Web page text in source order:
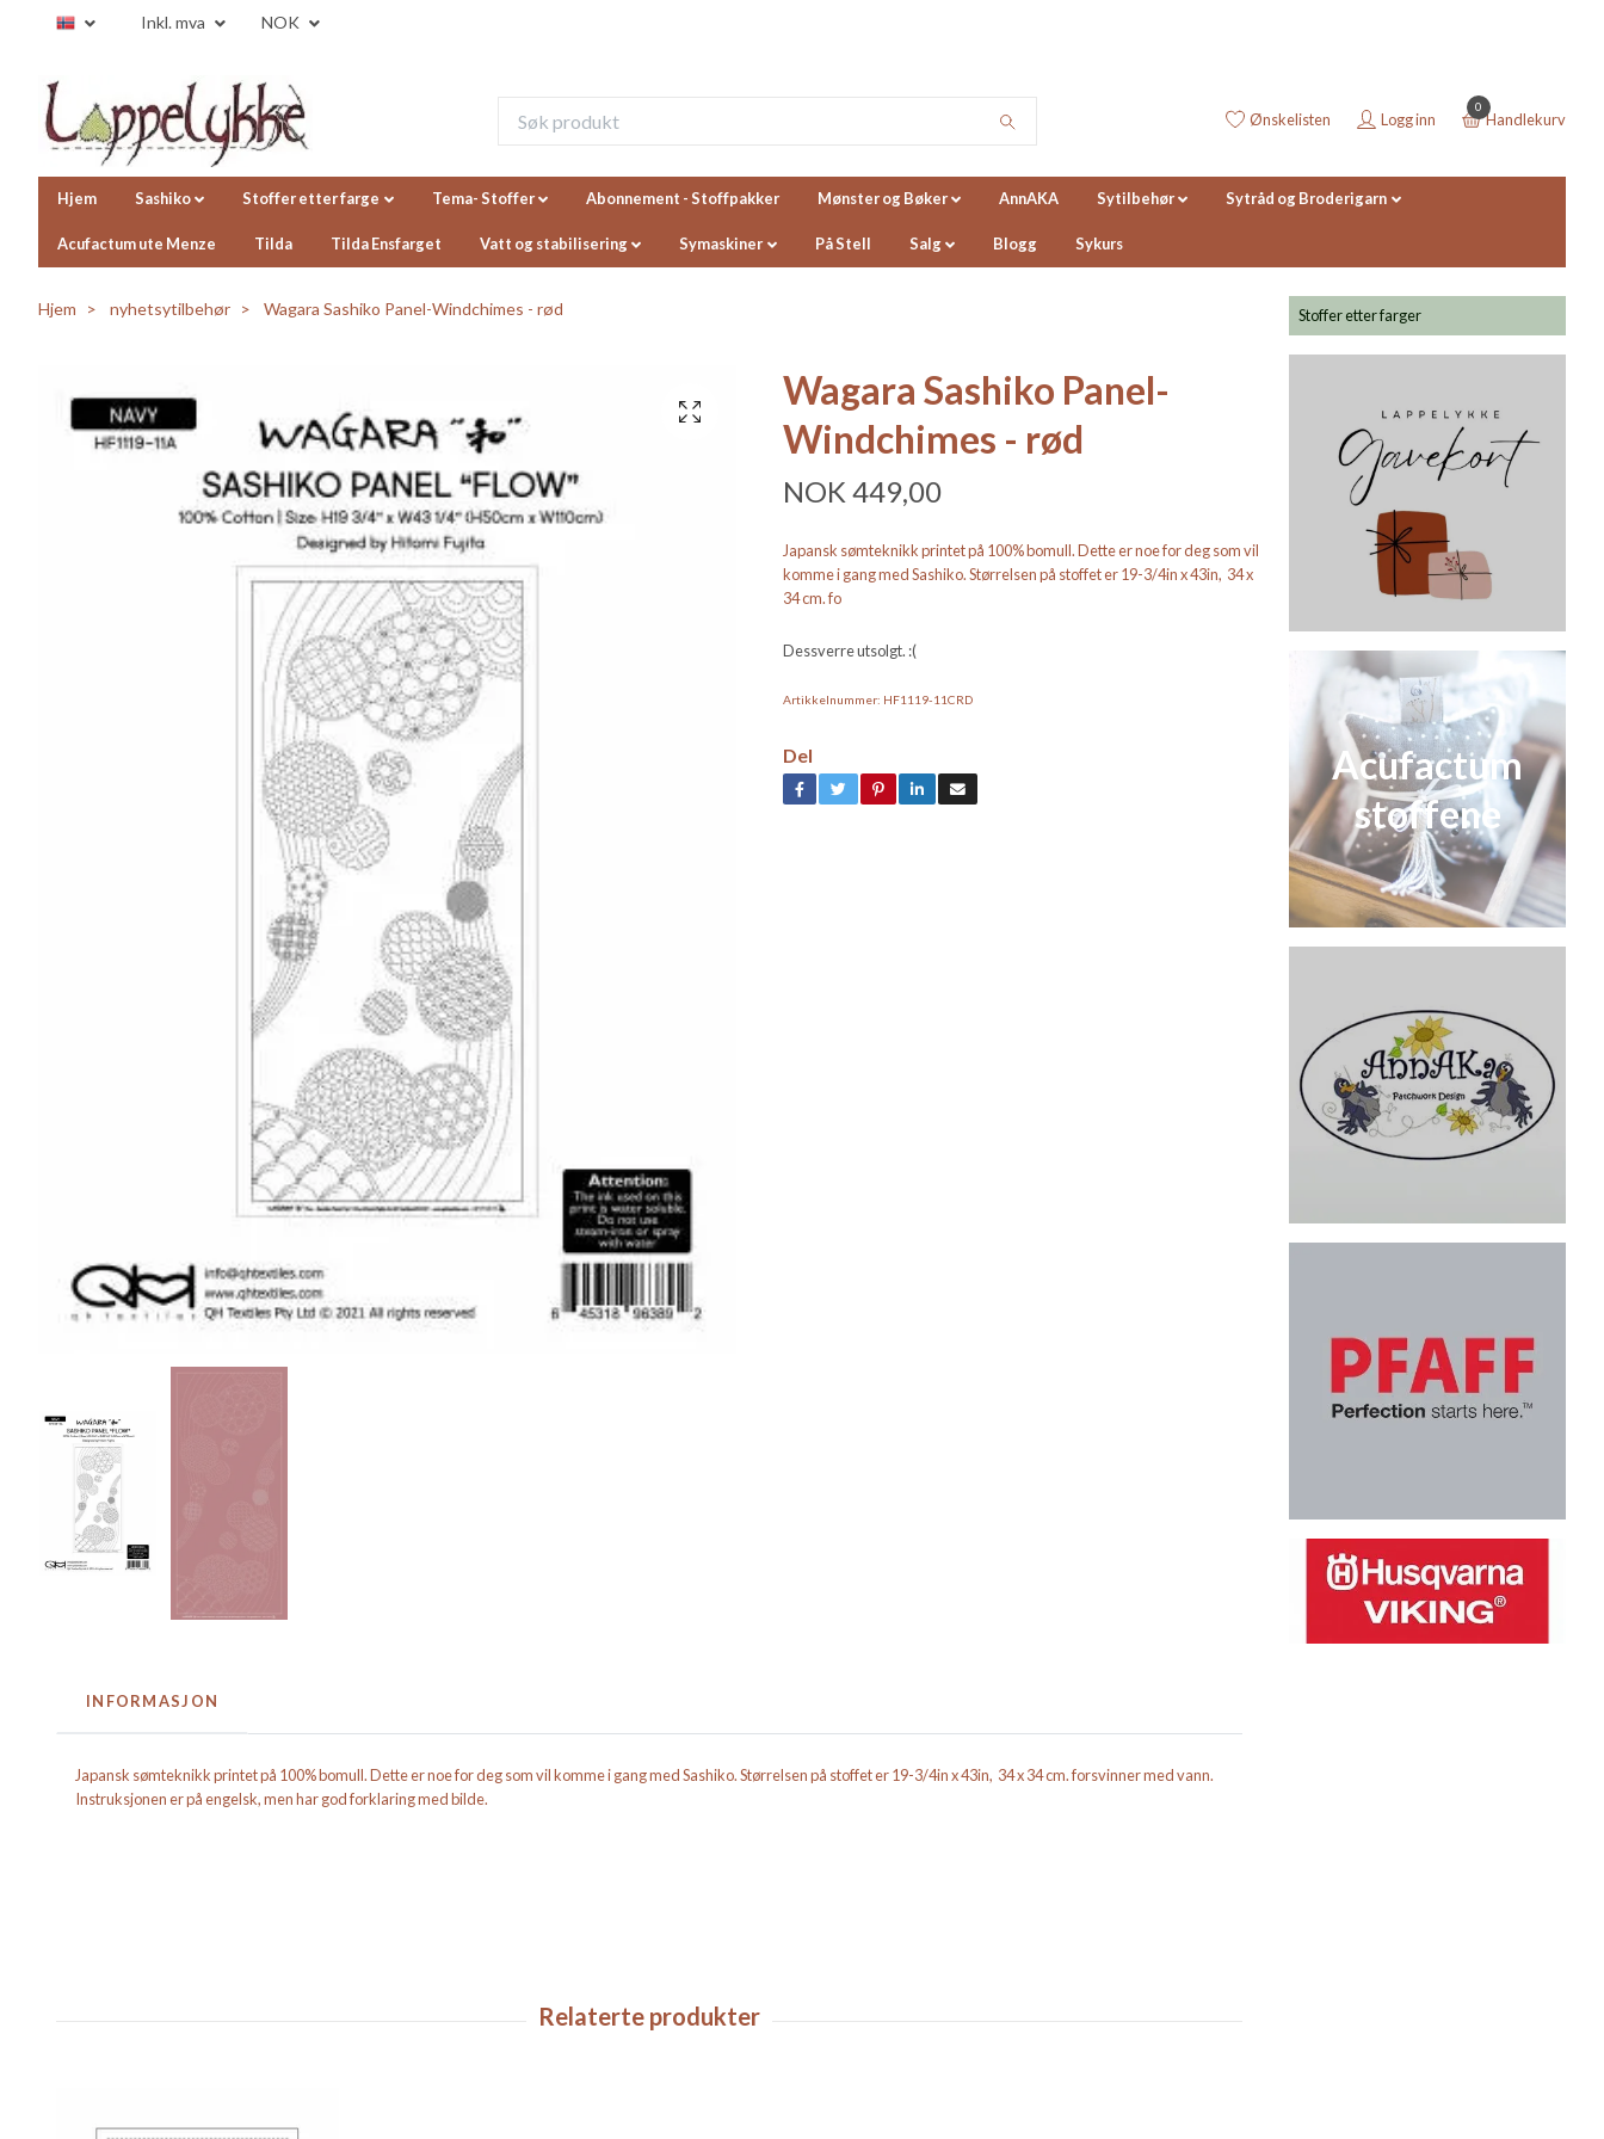
Inkl. mva NOK
Ønskelisten Logg inn
0
Handlekurv
Hjem Sashiko Stoffer etter farge Tema- Stoffer Abonnement - Stoffpakker Mønster og Bøker AnnAKA Sytilbehør Sytråd og Broderigarn
Acufactum ute Menze Tilda Tilda Ensfarget Vatt og stabilisering Symaskiner På Stell Salg Blogg Sykurs
Stoffer etter farger
Acufactum
stoffene
Hjem nyhetsytilbehør Wagara Sashiko Panel-Windchimes - rød
Wagara Sashiko Panel-
Windchimes - rød
NOK 449,00
Japansk sømteknikk printet på 100% bomull. Dette er noe for deg som vil
komme i gang med Sashiko. Størrelsen på stoffet er 19-3/4in x 43in, 34 x
34 cm. fo
Dessverre utsolgt. :(
Artikkelnummer: HF1119-11CRD
Del
INFORMASJON
Japansk sømteknikk printet på 100% bomull. Dette er noe for deg som vil komme i gang med Sashiko. Størrelsen på stoffet er 19-3/4in x 43in, 34 x 34 cm. forsvinner med vann.
Instruksjonen er på engelsk, men har god forklaring med bilde.